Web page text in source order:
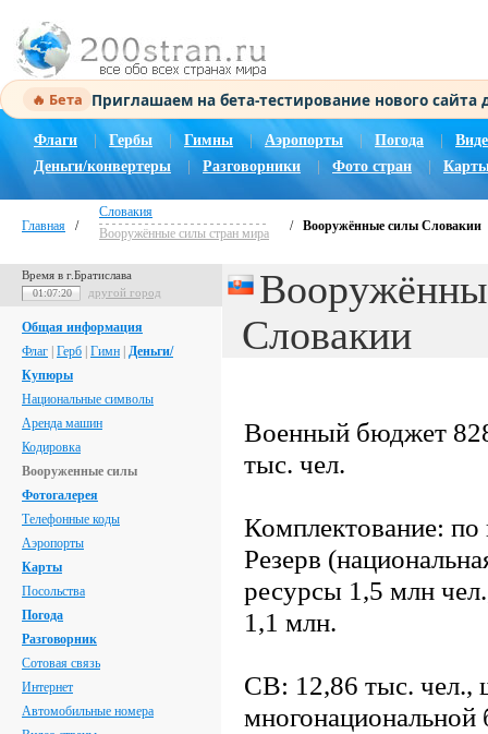
🔥 Бета Приглашаем на бета-тестирование нового
Флаги Гербы Гимны | Аэропорты Погода |
Деньги/конвертеры
Разговорники Фото стран
Главная /
Словакия
Вооружённые силы стран мира
/ Вооружённые силы Словакии
Время в г.Братислава
01:07:20 другой город
Общая информация
Флаг Герб Гимн Деньги/
Купюры
Национальные символы
Аренда машин
Кодировка
Вооруженные силы
Фотогалерея
Телефонные коды
Аэропорты
Карты
Посольства
Погода
Разговорник
Сотовая связь
Интернет
Автомобильные номера
Словакии
Военный бюджет
тыс. чел.
Комплектование:
Резерв
ресурсы 1,5 млн
1,1 млн.
СВ: 12,86 тыс. чел.,
многонациональной